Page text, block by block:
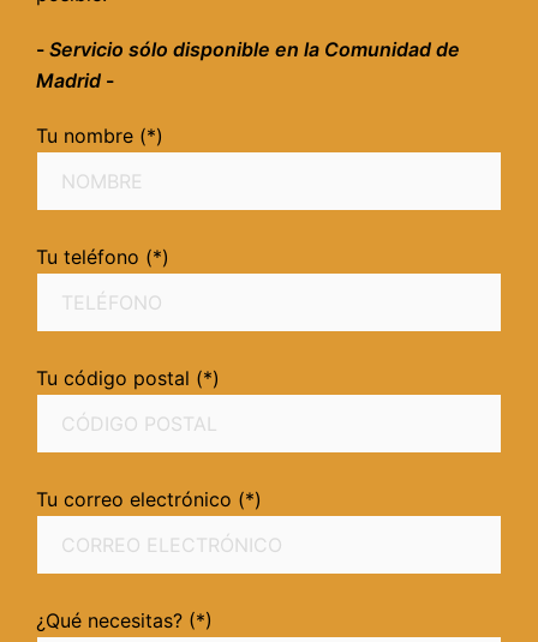
- Servicio sólo disponible en la Comunidad de
Madrid -
Tu nombre (*)
Tu teléfono (*)
Tu código postal (*)
Tu correo electrónico (*)
¿Qué necesitas? (*)